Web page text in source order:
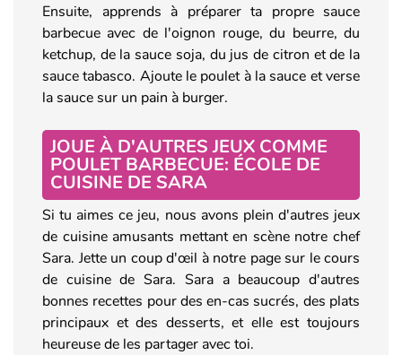
Ensuite, apprends à préparer ta propre sauce
barbecue avec de l'oignon rouge, du beurre, du
ketchup, de la sauce soja, du jus de citron et de la
sauce tabasco. Ajoute le poulet à la sauce et verse
la sauce sur un pain à burger.
JOUE À D'AUTRES JEUX COMME
POULET BARBECUE: ÉCOLE DE
CUISINE DE SARA
Si tu aimes ce jeu, nous avons plein d'autres jeux
de cuisine amusants mettant en scène notre chef
Sara. Jette un coup d'œil à notre page sur le cours
de cuisine de Sara. Sara a beaucoup d'autres
bonnes recettes pour des en-cas sucrés, des plats
principaux et des desserts, et elle est toujours
heureuse de les partager avec toi.